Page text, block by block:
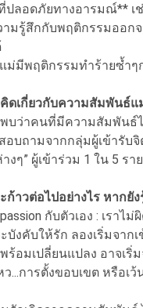
ปลอดภัยทางอารมณ์** เ
ามรู้สึกกับพฤติกรรมออก
มีพฤติกรรมทำร้ายซ้ำๆก
ดเกี่ยวกับความสัมพันธ์แ
บว่าคนที่มีความสัมพันธ์
อบถามจากกลุ่มผู้เข้ารับจิ
งๆ” ผู้เข้าร่วม 1 ใน 5
ก้าวต่อไปอย่างไร หากยั
กับตัวเอง : เราไ
บังคับให้รัก ลองเริ่มจาก
ร้อมเปลี่ยนแปลง อาจเริ่
ว...การตั้งขอบเขต หรือเ